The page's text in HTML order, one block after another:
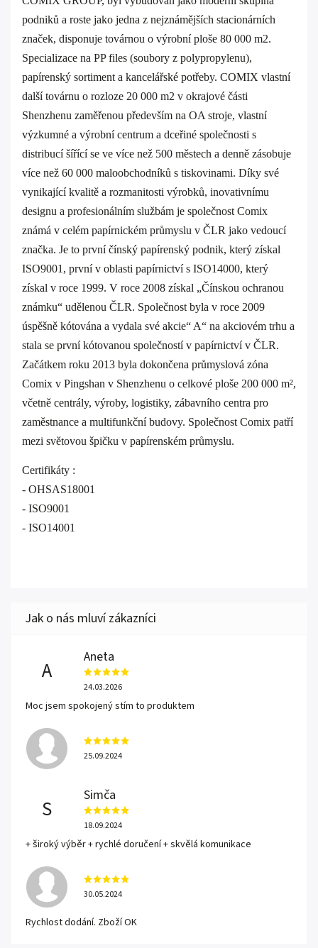
podniků a roste jako jedna z nejznámějších stacionárních
značek, disponuje továrnou o výrobní ploše 80 000 m2.
Specializace na PP files (soubory z polypropylenu),
papírenský sortiment a kancelářské potřeby. COMIX vlastní
další továrnu o rozloze 20 000 m2 v okrajové části
Shenzhenu zaměřenou především na OA stroje, vlastní
výzkumné a výrobní centrum a dceřiné společnosti s
distribucí šířící se ve více než 500 městech a denně zásobuje
více než 60 000 maloobchodníků s tiskovinami. Díky své
vynikající kvalitě a rozmanitosti výrobků, inovativnímu
designu a profesionálním službám je společnost Comix
známá v celém papírnickém průmyslu v ČLR jako vedoucí
značka. Je to první čínský papírenský podnik, který získal
ISO9001, první v oblasti papírnictví s ISO14000, který
získal v roce 1999. V roce 2008 získal „Čínskou ochranou
známku“ udělenou ČLR. Společnost byla v roce 2009
úspěšně kótována a vydala své akcie“ A“ na akciovém trhu a
stala se první kótovanou společností v papírnictví v ČLR.
Začátkem roku 2013 byla dokončena průmyslová zóna
Comix v Pingshan v Shenzhenu o celkové ploše 200 000 m²,
včetně centrály, výroby, logistiky, zábavního centra pro
zaměstnance a multifunkční budovy. Společnost Comix patří
mezi světovou špičku v papírenském průmyslu.
Certifikáty :
- OHSAS18001
- ISO9001
- ISO14001
A
Aneta
24.03.2026
Moc jsem spokojený stím to produktem
25.09.2024
S
Simča
18.09.2024
+ široký výběr + rychlé doručení + skvělá komunikace
30.05.2024
Rychlost dodání. Zboží OK